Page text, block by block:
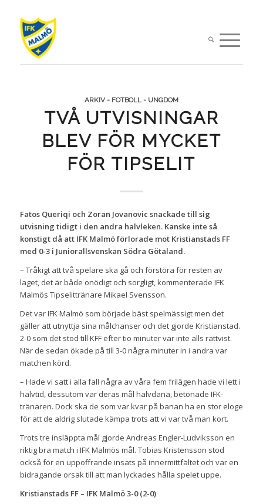
ARKIV - FOTBOLL - UNGDOM
TVÅ UTVISNINGAR
BLEV FÖR MYCKET
FÖR TIPSELIT
Fatos Queriqi och Zoran Jovanovic snackade till sig
utvisning tidigt i den andra halvleken. Kanske inte så
konstigt då att IFK Malmö förlorade mot Kristianstads FF
med 0-3 i Juniorallsvenskan Södra Götaland.
– Tråkigt att två spelare ska gå och förstöra för resten av
laget, det är både onödigt och sorgligt, kommenterade IFK
Malmös Tipselittränare Mikael Svensson.
Det var IFK Malmö som började bäst spelmässigt men det
gäller att utnyttja sina målchanser och det gjorde Kristianstad.
2-0 som det stod till KFF efter tio minuter var inte alls rättvist.
När de sedan ökade på till 3-0 några minuter in i andra var
matchen körd.
– Hade vi satt i alla fall några av våra fem frilägen hade vi lett i
halvtid, dessutom var deras mål halvdana, betonade IFK-
tränaren. Dock ska de som var kvar på banan ha en stor eloge
för att de aldrig slutade kämpa trots att vi var två man kort.
Trots tre insläppta mål gjorde Andreas Engler-Ludviksson en
riktig bra match i IFK Malmös mål. Tobias Kristensson stod
också för en uppoffrande insats på innermittfältet och var en
bidragande orsak till att man lyckades hålla spelet uppe.
Kristianstads FF – IFK Malmö 3-0 (2-0)